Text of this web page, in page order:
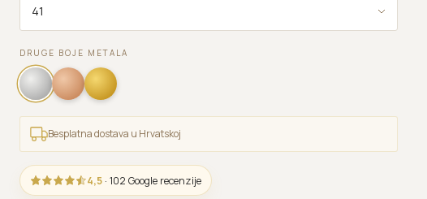
DRUGE BOJE METALA
Besplatna dostava u Hrvatskoj
4,5 · 102 Google recenzije